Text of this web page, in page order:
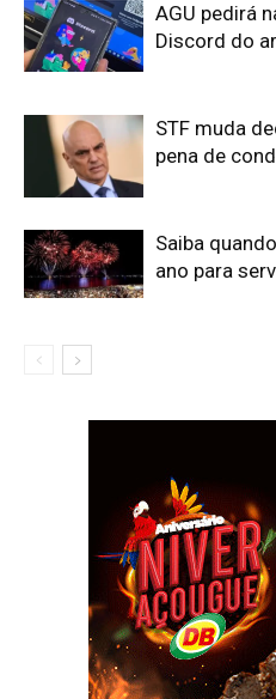
AGU pedirá
Discord do ar
STF muda
pena de
Saiba
ano para